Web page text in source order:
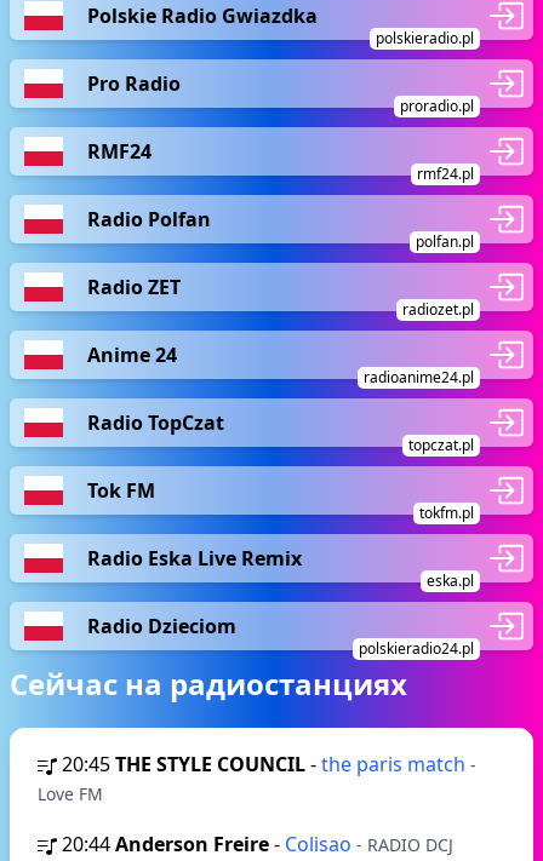
Polskie Radio Gwiazdka
polskieradio.pl
Pro Radio
proradio.pl
RMF24
rmf24.pl
Radio Polfan
polfan.pl
Radio ZET
radiozet.pl
Anime 24
radioanime24.pl
Radio TopCzat
topczat.pl
Tok FM
tokfm.pl
Radio Eska Live Remix
eska.pl
Radio Dzieciom
polskieradio24.pl
Сейчас на радиостанциях
20:45THE STYLE COUNCIL-the paris match -
Love FM
20:44Anderson Freire- Colisao - RADIO DCJ